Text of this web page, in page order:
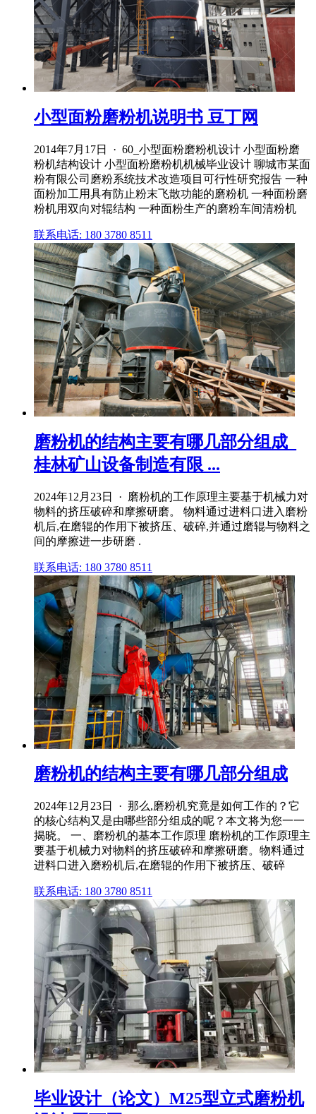
小型面粉磨粉机说明书 豆丁网
2014年7月17日 · 60_小型面粉磨粉机设计 小型面粉磨
粉机结构设计 小型面粉磨粉机机械毕业设计 聊城市某面
粉有限公司磨粉系统技术改造项目可行性研究报告 一种
面粉加工用具有防止粉末飞散功能的磨粉机 一种面粉磨
粉机用双向对辊结构 一种面粉生产的磨粉车间清粉机
联系电话: 180 3780 8511
磨粉机的结构主要有哪几部分组成_
桂林矿山设备制造有限 ...
2024年12月23日 · 磨粉机的工作原理主要基于机械力对
物料的挤压破碎和摩擦研磨。 物料通过进料口进入磨粉
机后,在磨辊的作用下被挤压、破碎,并通过磨辊与物料之
间的摩擦进一步研磨 .
联系电话: 180 3780 8511
磨粉机的结构主要有哪几部分组成
2024年12月23日 · 那么,磨粉机究竟是如何工作的？它
的核心结构又是由哪些部分组成的呢？本文将为您一一
揭晓。 一、磨粉机的基本工作原理 磨粉机的工作原理主
要基于机械力对物料的挤压破碎和摩擦研磨。物料通过
进料口进入磨粉机后,在磨辊的作用下被挤压、破碎
联系电话: 180 3780 8511
毕业设计（论文）M25型立式磨粉机